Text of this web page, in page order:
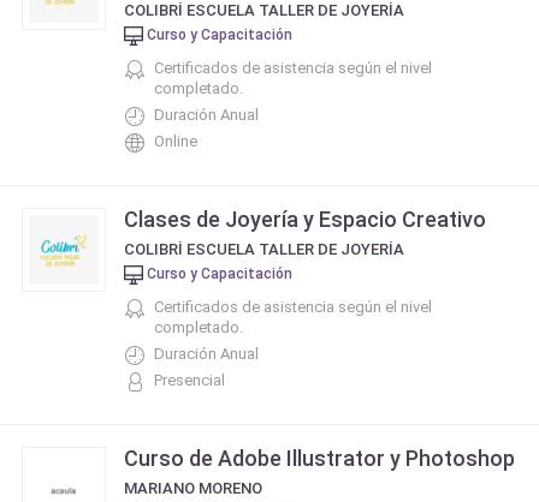
COLIBRÍ ESCUELA TALLER DE JOYERÍA
Curso y Capacitación
Certificados de asistencia según el nivel
completado.
Duración Anual
Online
Clases de Joyería y Espacio Creativo
COLIBRÍ ESCUELA TALLER DE JOYERÍA
Curso y Capacitación
Certificados de asistencia según el nivel
completado.
Duración Anual
Presencial
Curso de Adobe Illustrator y Photoshop
MARIANO MORENO